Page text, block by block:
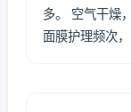
多。 空气干燥
面膜护理频次